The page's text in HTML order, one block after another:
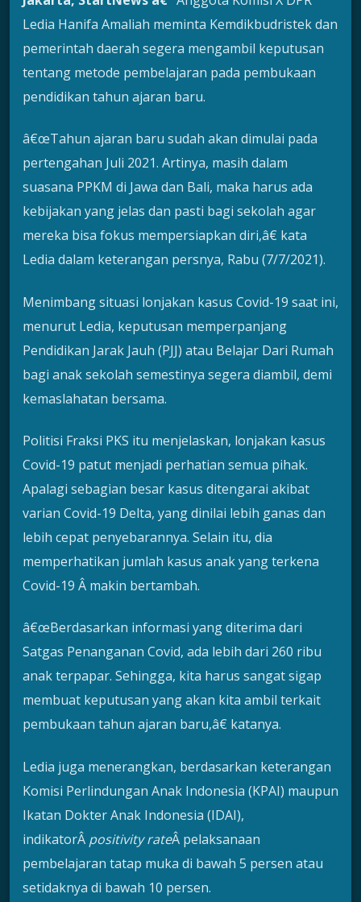
Ledia Hanifa Amaliah meminta Kemdikbudristek dan
pemerintah daerah segera mengambil keputusan
tentang metode pembelajaran pada pembukaan
pendidikan tahun ajaran baru.
â€œTahun ajaran baru sudah akan dimulai pada
pertengahan Juli 2021. Artinya, masih dalam
suasana PPKM di Jawa dan Bali, maka harus ada
kebijakan yang jelas dan pasti bagi sekolah agar
mereka bisa fokus mempersiapkan diri,â€ kata
Ledia dalam keterangan persnya, Rabu (7/7/2021).
Menimbang situasi lonjakan kasus Covid-19 saat ini,
menurut Ledia, keputusan memperpanjang
Pendidikan Jarak Jauh (PJJ) atau Belajar Dari Rumah
bagi anak sekolah semestinya segera diambil, demi
kemaslahatan bersama.
Politisi Fraksi PKS itu menjelaskan, lonjakan kasus
Covid-19 patut menjadi perhatian semua pihak.
Apalagi sebagian besar kasus ditengarai akibat
varian Covid-19 Delta, yang dinilai lebih ganas dan
lebih cepat penyebarannya. Selain itu, dia
memperhatikan jumlah kasus anak yang terkena
Covid-19 Â makin bertambah.
â€œBerdasarkan informasi yang diterima dari
Satgas Penanganan Covid, ada lebih dari 260 ribu
anak terpapar. Sehingga, kita harus sangat sigap
membuat keputusan yang akan kita ambil terkait
pembukaan tahun ajaran baru,â€ katanya.
Ledia juga menerangkan, berdasarkan keterangan
Komisi Perlindungan Anak Indonesia (KPAI) maupun
Ikatan Dokter Anak Indonesia (IDAI),
indikatorÂ positivity rateÂ pelaksanaan
pembelajaran tatap muka di bawah 5 persen atau
setidaknya di bawah 10 persen.